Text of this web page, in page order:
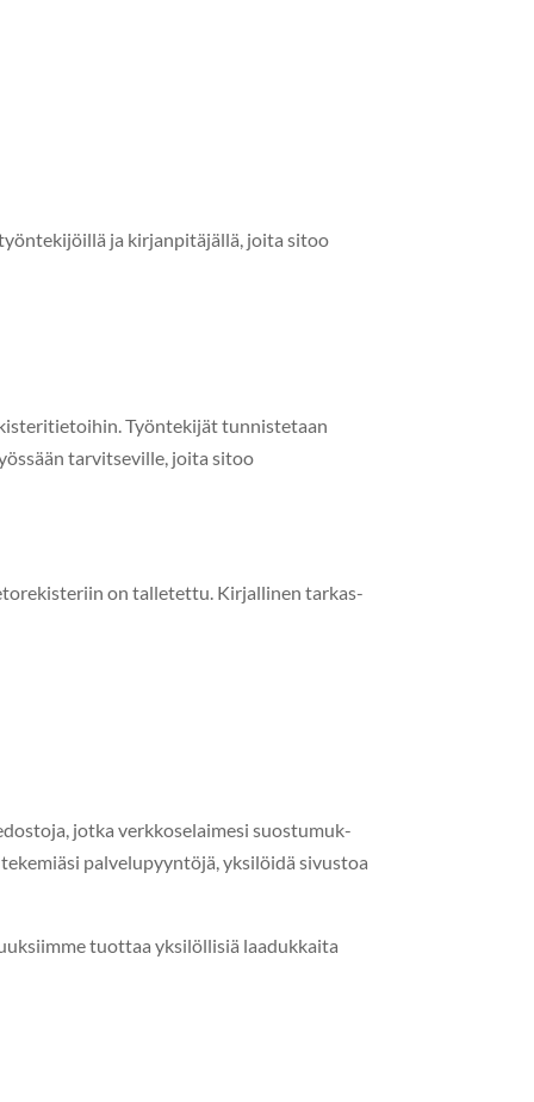
ja kir­jan­pitäjäl­lä, joi­ta sitoo
Työn­tek­i­jät tun­nis­te­taan
tarvit­seville, joi­ta sitoo
on tal­letet­tu. Kir­jalli­nen tarkas­
jot­ka verkkose­laime­si suos­tu­muk­
palvelupyyn­töjä, yksilöidä sivus­toa
tuot­taa yksilöl­lisiä laadukkai­ta